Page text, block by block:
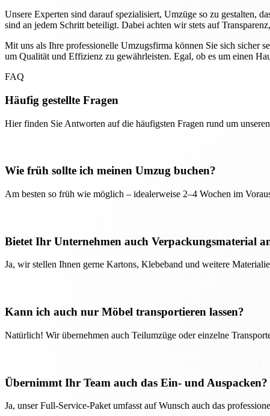
Unsere Experten sind darauf spezialisiert, Umzüge so zu gestalten,
sind an jedem Schritt beteiligt. Dabei achten wir stets auf
Mit uns als Ihre professionelle Umzugsfirma können Sie sich sicher
um Qualität und Effizienz zu gewährleisten. Egal, ob es um einen
FAQ
Häufig gestellte Fragen
Hier finden Sie Antworten auf die häufigsten Fragen rund um
Wie früh sollte ich meinen Umzug buchen?
Am besten so früh wie möglich – idealerweise 2–4 Wochen im
Bietet Ihr Unternehmen auch Verpackungsmaterial
Ja, wir stellen Ihnen gerne Kartons, Klebeband und weitere
Kann ich auch nur Möbel transportieren lassen?
Natürlich! Wir übernehmen auch Teilumzüge oder einzelne
Übernimmt Ihr Team auch das Ein- und Auspacken?
Ja, unser Full-Service-Paket umfasst auf Wunsch auch das